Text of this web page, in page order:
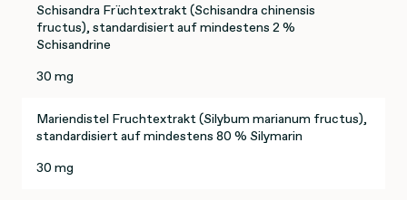
Schisandra Früchtextrakt (Schisandra chinensis
fructus), standardisiert auf mindestens 2 %
Schisandrine
30 mg
Mariendistel Fruchtextrakt (Silybum marianum fructus),
standardisiert auf mindestens 80 % Silymarin
30 mg